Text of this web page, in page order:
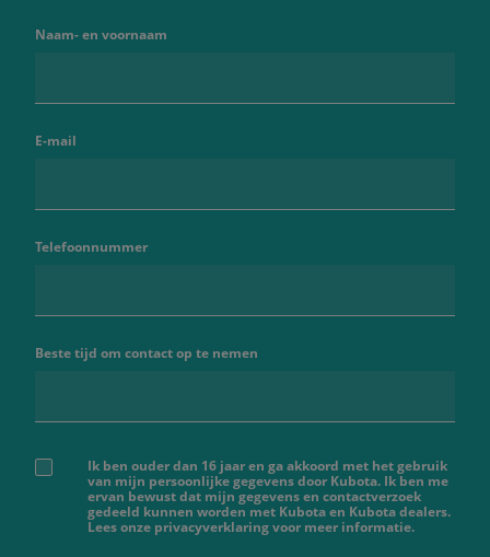
Naam- en voornaam
E-mail
Telefoonnummer
Beste tijd om contact op te nemen
Ik ben ouder dan 16 jaar en ga akkoord met het gebruik
van mijn persoonlijke gegevens door Kubota. Ik ben me
ervan bewust dat mijn gegevens en contactverzoek
gedeeld kunnen worden met Kubota en Kubota dealers.
Lees onze privacyverklaring voor meer informatie.